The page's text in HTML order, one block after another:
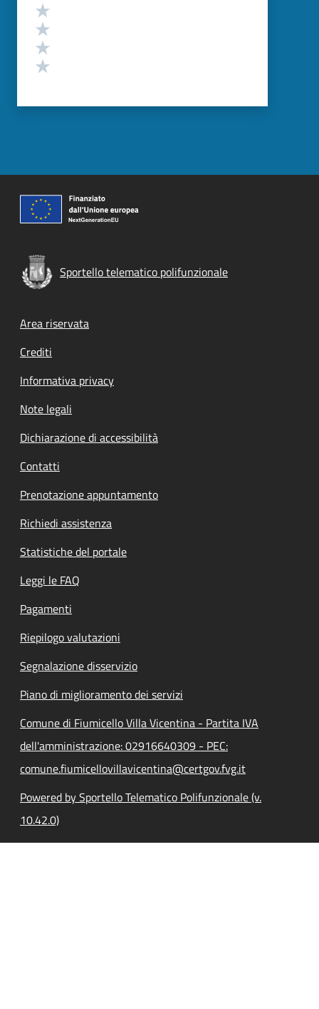
Sportello telematico polifunzionale
Footer menu
Area riservata
Crediti
Informativa privacy
Note legali
Dichiarazione di accessibilità
Contatti
Prenotazione appuntamento
Richiedi assistenza
Statistiche del portale
Leggi le FAQ
Pagamenti
Riepilogo valutazioni
Segnalazione disservizio
Piano di miglioramento dei servizi
Comune di Fiumicello Villa Vicentina - Partita IVA
dell'amministrazione: 02916640309 - PEC:
comune.fiumicellovillavicentina@certgov.fvg.it
Powered by Sportello Telematico Polifunzionale (v.
10.42.0)